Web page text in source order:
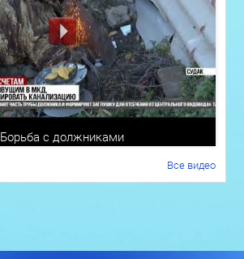
Борьба с должниками
Все видео